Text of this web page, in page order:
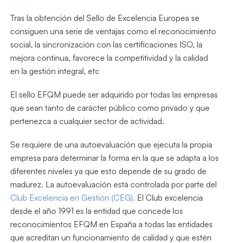
Tras la obtención del Sello de Excelencia Europea se
consiguen una serie de ventajas como el reconocimiento
social, la sincronización con las certificaciones ISO, la
mejora continua, favorece la competitividad y la calidad
en la gestión integral, etc
El sello EFQM puede ser adquirido por todas las empresas
que sean tanto de carácter público como privado y que
pertenezca a cualquier sector de actividad.
Se requiere de una autoevaluación que ejecuta la propia
empresa para determinar la forma en la que se adapta a los
diferentes niveles ya que esto depende de su grado de
madurez. La autoevaluación está controlada por parte del
Club Excelencia en Gestión (CEG). El Club excelencia
desde el año 1991 es la entidad que concede los
reconocimientos EFQM en España a todas las entidades
que acreditan un funcionamiento de calidad y que estén